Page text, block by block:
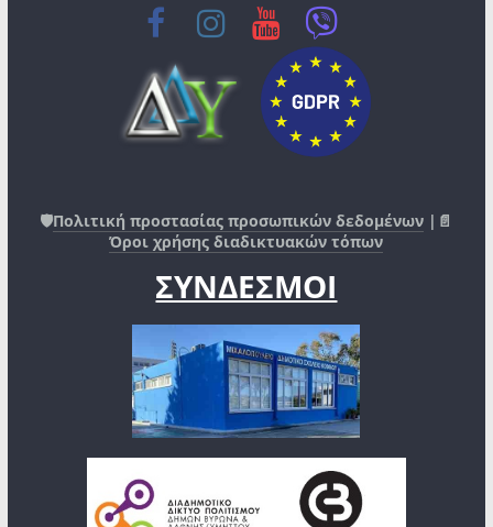
🛡️Πολιτική προστασίας προσωπικών δεδομένων |📄
Όροι χρήσης διαδικτυακών τόπων
ΣΥΝΔΕΣΜΟΙ